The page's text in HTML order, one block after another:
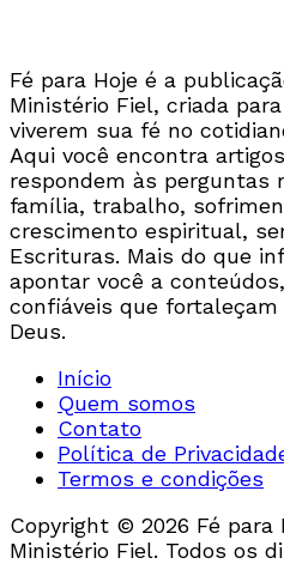
Fé para Hoje é a
Ministério Fiel, criada
viverem sua fé no
Aqui você encontra
respondem às perguntas
família, trabalho,
crescimento espiritual,
Escrituras. Mais do que
apontar você a
confiáveis que
Deus.
Início
Quem somos
Contato
Política de
Termos e condições
Copyright © 2026 Fé para
Ministério Fiel. Todos os